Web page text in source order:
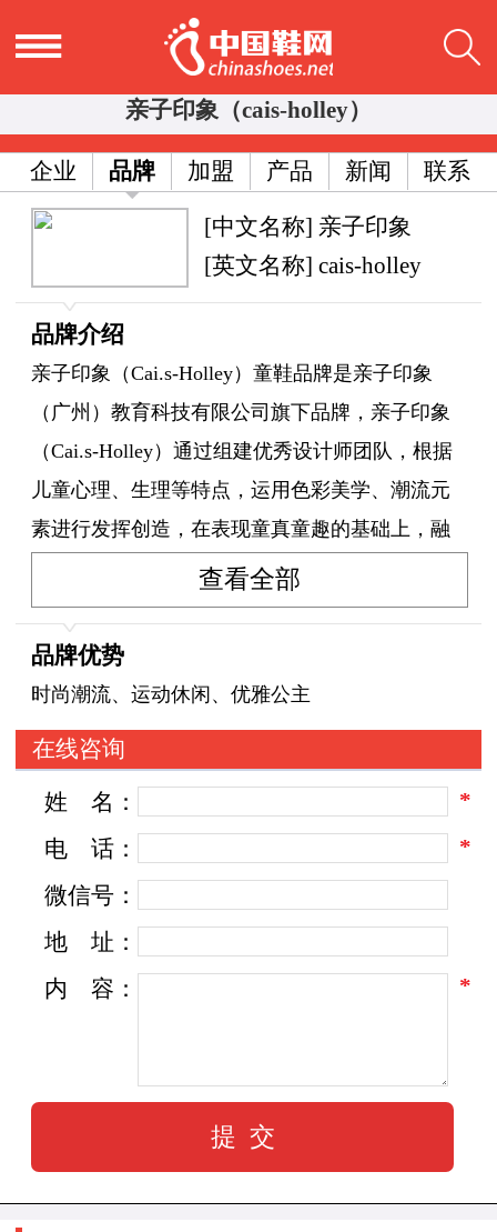
亲子印象（cais-holley）
企业 品牌 加盟 产品 新闻 联系
[中文名称] 亲子印象
[英文名称] cais-holley
品牌介绍
亲子印象（Cai.s-Holley）童鞋品牌是亲子印象
（广州）教育科技有限公司旗下品牌，亲子印象
（Cai.s-Holley）通过组建优秀设计师团队，根据
儿童心理、生理等特点，运用色彩美学、潮流元
素进行发挥创造，在表现童真童趣的基础上，融
入休闲、时尚的现代风格，使品牌拥有独一无二
的款式，让脚上和心理一样舒适。亲子印象童鞋
品牌始终如一地把“爱”作为一切发展的根基，坚
持“用每一颗爱心做好每一双鞋”。用爱的双手研
愿把这一份爱传递给每一个儿童。
查看全部
品牌优势
时尚潮流、运动休闲、优雅公主
在线咨询
姓
名：
*
电
话：
*
微信号：
地
址：
内
容： *